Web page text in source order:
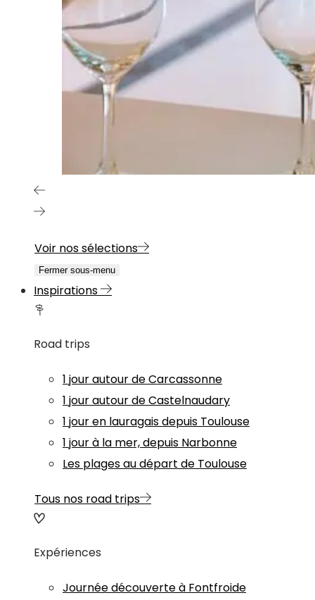
Voir nos sélections
Fermer sous-menu
Inspirations
Road trips
1 jour autour de Carcassonne
1 jour autour de Castelnaudary
1 jour en lauragais depuis Toulouse
1 jour à la mer, depuis Narbonne
Les plages au départ de Toulouse
Tous nos road trips
Expériences
Journée découverte à Fontfroide